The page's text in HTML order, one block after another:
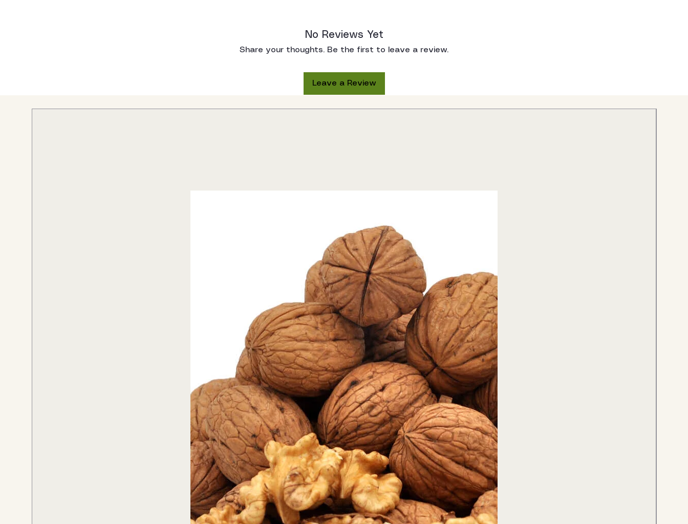
No Reviews Yet
Share your thoughts. Be the first to leave a review.
Leave a Review